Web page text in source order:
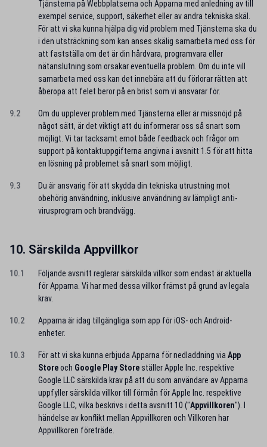
Tjänsterna på Webbplatserna och Apparna med anledning av till
exempel service, support, säkerhet eller av andra tekniska skäl.
För att vi ska kunna hjälpa dig vid problem med Tjänsterna ska du
i den utsträckning som kan anses skälig samarbeta med oss för
att fastställa om det är din hårdvara, programvara eller
nätanslutning som orsakar eventuella problem. Om du inte vill
samarbeta med oss kan det innebära att du förlorar rätten att
åberopa att felet beror på en brist som vi ansvarar för.
9.2
Om du upplever problem med Tjänsterna eller är missnöjd på
något sätt, är det viktigt att du informerar oss så snart som
möjligt. Vi tar tacksamt emot både feedback och frågor om
support på kontaktuppgifterna angivna i avsnitt 1.5 för att hitta
en lösning på problemet så snart som möjligt.
9.3
Du är ansvarig för att skydda din tekniska utrustning mot
obehörig användning, inklusive användning av lämpligt anti-
virusprogram och brandvägg.
10. Särskilda Appvillkor
10.1
Följande avsnitt reglerar särskilda villkor som endast är aktuella
för Apparna. Vi har med dessa villkor främst på grund av legala
krav.
10.2
Apparna är idag tillgängliga som app för iOS- och Android-
enheter.
10.3 För att vi ska kunna erbjuda Apparna för nedladdning via App
Storeoch Google Play Storeställer Apple Inc. respektive
Google LLC särskilda krav på att du som användare av Apparna
uppfyller särskilda villkor till förmån för Apple Inc. respektive
Google LLC, vilka beskrivs i detta avsnitt 10 ("Appvillkoren"). I
händelse av konflikt mellan Appvillkoren och Villkoren har
Appvillkoren företräde.